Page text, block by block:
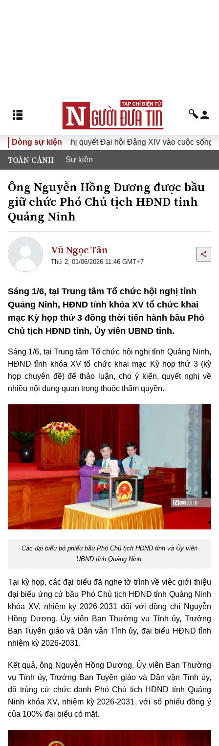
Dòng sự kiện
Đưa Nghị quyết Đại hội Đảng XIV vào cuộc sống
TOÀN CẢNH Sự kiện
Ông Nguyễn Hồng Dương được bầu
giữ chức Phó Chủ tịch HĐND tỉnh
Quảng Ninh
Vũ Ngọc Tân
Thứ 2, 01/06/2026 11:46 GMT+7
Sáng 1/6, tại Trung tâm Tổ chức hội nghị tỉnh
Quảng Ninh, HĐND tỉnh khóa XV tổ chức khai
mạc Kỳ họp thứ 3 đồng thời tiến hành bầu Phó
Chủ tịch HĐND tỉnh, Ủy viên UBND tỉnh.
Sáng 1/6, tại Trung tâm Tổ chức hội nghị tỉnh Quảng Ninh,
HĐND tỉnh khóa XV tổ chức khai mạc Kỳ họp thứ 3 (kỳ
họp chuyên đề) để thảo luận, cho ý kiến, quyết nghị về
nhiều nội dung quan trọng thuộc thẩm quyền.
Các đại biểu bỏ phiếu bầu Phó Chủ tịch HĐND tỉnh và Ủy viên
UBND tỉnh Quảng Ninh.
Tại kỳ họp, các đại biểu đã nghe tờ trình về việc giới thiệu
đại biểu ứng cử bầu Phó Chủ tịch HĐND tỉnh Quảng Ninh
khóa XV, nhiệm kỳ 2026-2031 đối với đồng chí Nguyễn
Hồng Dương, Ủy viên Ban Thường vụ Tỉnh ủy, Trưởng
Ban Tuyên giáo và Dân vận Tỉnh ủy, đại biểu HĐND tỉnh
nhiệm kỳ 2026-2031.
Kết quả, ông Nguyễn Hồng Dương, Ủy viên Ban Thường
vụ Tỉnh ủy, Trưởng Ban Tuyên giáo và Dân vận Tỉnh ủy,
đã trúng cử chức danh Phó Chủ tịch HĐND tỉnh Quảng
Ninh khóa XV, nhiệm kỳ 2026-2031, với số phiếu đồng ý
của 100% đại biểu có mặt.